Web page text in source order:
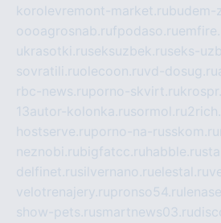
korolevremont-market.rubudem-
oooagrosnab.rufpodaso.ru
ukrasotki.ruseksuzbek.ruseks-
sovratili.ruolecoon.ruvd-dosug.ru
rbc-news.ruporno-skvirt.ru
13autor-kolonka.rusormol.ru
hostserve.ruporno-na-russkom.ru
neznobi.rubigfatcc.ru habble.ru
delfinet.rusilvernano.ruelestal.ru
velotrenajery.rupronso54.ru
show-pets.rusmartnews03.ru